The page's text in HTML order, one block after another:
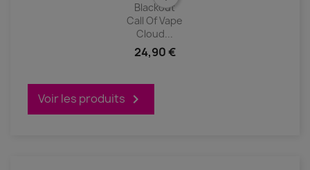
Blackout
Call Of Vape
Cloud...
24,90 €
Voir les produits 